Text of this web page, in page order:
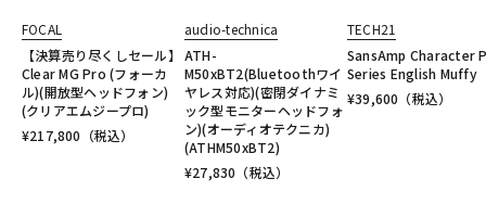
FOCAL
【決算売り尽くしセール】
Clear MG Pro (フォーカ
ル)(開放型ヘッドフォン)
(クリアエムジープロ)
¥217,800 （税込）
audio-technica
ATH-
M50xBT2(Bluetoothワイ
ヤレス対応)(密閉ダイナミ
ック型モニターヘッドフォ
ン)(オーディオテクニカ)
(ATHM50xBT2)
¥27,830 （税込）
TECH21
SansAmp Character
Series English Muffy
¥39,600 （税込）